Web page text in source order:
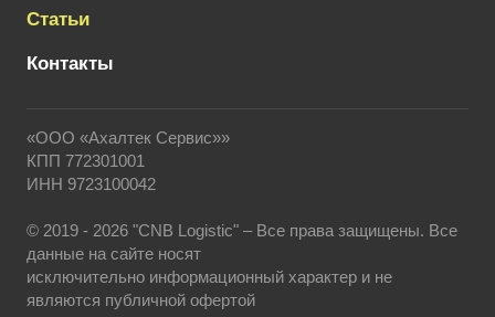
Статьи
Контакты
«ООО «Ахалтек Сервис»»
КПП 772301001
ИНН 9723100042
© 2019 - 2026 "CNB Logistic" – Все права защищены. Все
данные на сайте носят
исключительно информационный характер и не
являются публичной офертой